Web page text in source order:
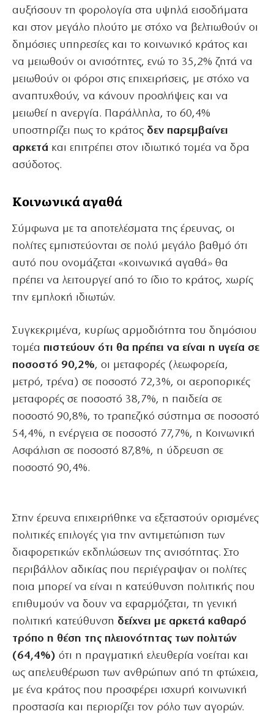
αυξήσουν τη φορολογία στα υψηλά εισοδήματα
και στον μεγάλο πλούτο με στόχο να βελτιωθούν οι
δημόσιες υπηρεσίες και το κοινωνικό κράτος και
να μειωθούν οι ανισότητες, ενώ το 35,2% ζητά να
μειωθούν οι φόροι στις επιχειρήσεις, με στόχο να
αναπτυχθούν, να κάνουν προσλήψεις και να
μειωθεί η ανεργία. Παράλληλα, το 60,4%
υποστηρίζει πως το κράτος δεν παρεμβαίνει
αρκετά και επιτρέπει στον ιδιωτικό τομέα να δρα
ασύδοτος.
Κοινωνικά αγαθά
Σύμφωνα με τα αποτελέσματα της έρευνας, οι
πολίτες εμπιστεύονται σε πολύ μεγάλο βαθμό ότι
αυτό που ονομάζεται «κοινωνικά αγαθά» θα
πρέπει να λειτουργεί από το ίδιο το κράτος, χωρίς
την εμπλοκή ιδιωτών.
Συγκεκριμένα, κυρίως αρμοδιότητα του δημόσιου
τομέα πιστεύουν ότι θα πρέπει να είναι η υγεία σε
ποσοστό 90,2%, οι μεταφορές (λεωφορεία,
μετρό, τρένα) σε ποσοστό 72,3%, οι αεροπορικές
μεταφορές σε ποσοστό 38,7%, η παιδεία σε
ποσοστό 90,8%, το τραπεζικό σύστημα σε ποσοστό
54,4%, η ενέργεια σε ποσοστό 77,7%, η Κοινωνική
Ασφάλιση σε ποσοστό 87,8%, η ύδρευση σε
ποσοστό 90,4%.
Στην έρευνα επιχειρήθηκε να εξεταστούν ορισμένες
πολιτικές επιλογές για την αντιμετώπιση των
διαφορετικών εκδηλώσεων της ανισότητας. Στο
περιβάλλον αδικίας που περιέγραψαν οι πολίτες
ποια μπορεί να είναι η κατεύθυνση πολιτικής που
επιθυμούν να δουν να εφαρμόζεται, τη γενική
πολιτική κατεύθυνση δείχνει με αρκετά καθαρό
τρόπο η θέση της πλειονότητας των πολιτών
(64,4%) ότι η πραγματική ελευθερία νοείται και
ως απελευθέρωση των ανθρώπων από τη φτώχεια,
με ένα κράτος που προσφέρει ισχυρή κοινωνική
προστασία και περιορίζει τον ρόλο των αγορών.